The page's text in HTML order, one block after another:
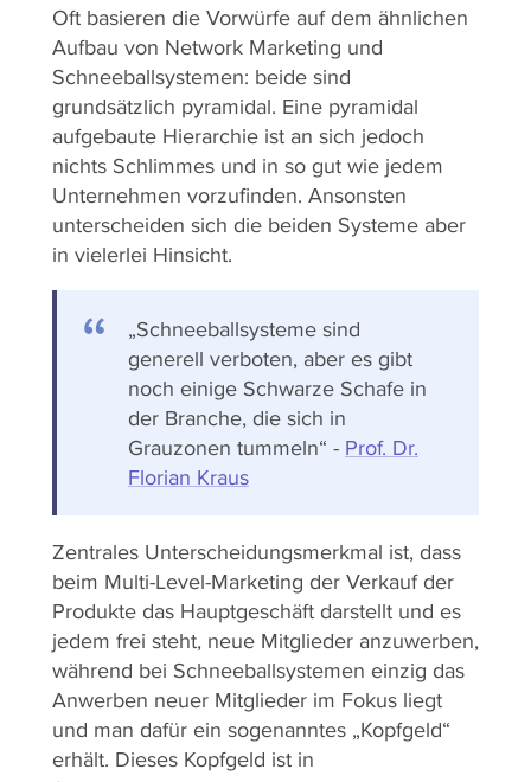
Oft basieren die Vorwürfe auf dem ähnlichen
Aufbau von Network Marketing und
Schneeballsystemen: beide sind
grundsätzlich pyramidal. Eine pyramidal
aufgebaute Hierarchie ist an sich jedoch
nichts Schlimmes und in so gut wie jedem
Unternehmen vorzufinden. Ansonsten
unterscheiden sich die beiden Systeme aber
in vielerlei Hinsicht.
„Schneeballsysteme sind
generell verboten, aber es gibt
noch einige Schwarze Schafe in
der Branche, die sich in
Grauzonen tummeln“ - Prof. Dr.
Florian Kraus
Zentrales Unterscheidungsmerkmal ist, dass
beim Multi-Level-Marketing der Verkauf der
Produkte das Hauptgeschäft darstellt und es
jedem frei steht, neue Mitglieder anzuwerben,
während bei Schneeballsystemen einzig das
Anwerben neuer Mitglieder im Fokus liegt
und man dafür ein sogenanntes „Kopfgeld“
erhält. Dieses Kopfgeld ist in